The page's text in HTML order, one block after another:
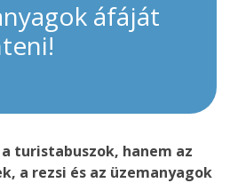
áfáját
turistabuszok, hanem az
a rezsi és az üzemanyagok